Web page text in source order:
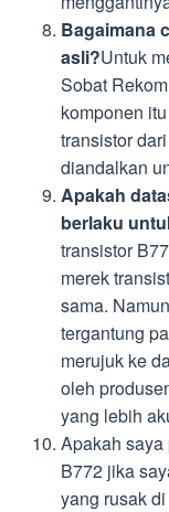
Bagaimana
asli?Untuk
Sobat
komponen
transistor
diandalkan
Apakah
berlaku
transistor
merek
sama.
tergantung
merujuk ke
oleh
yang lebih
Apakah
B772 jika
yang rusak